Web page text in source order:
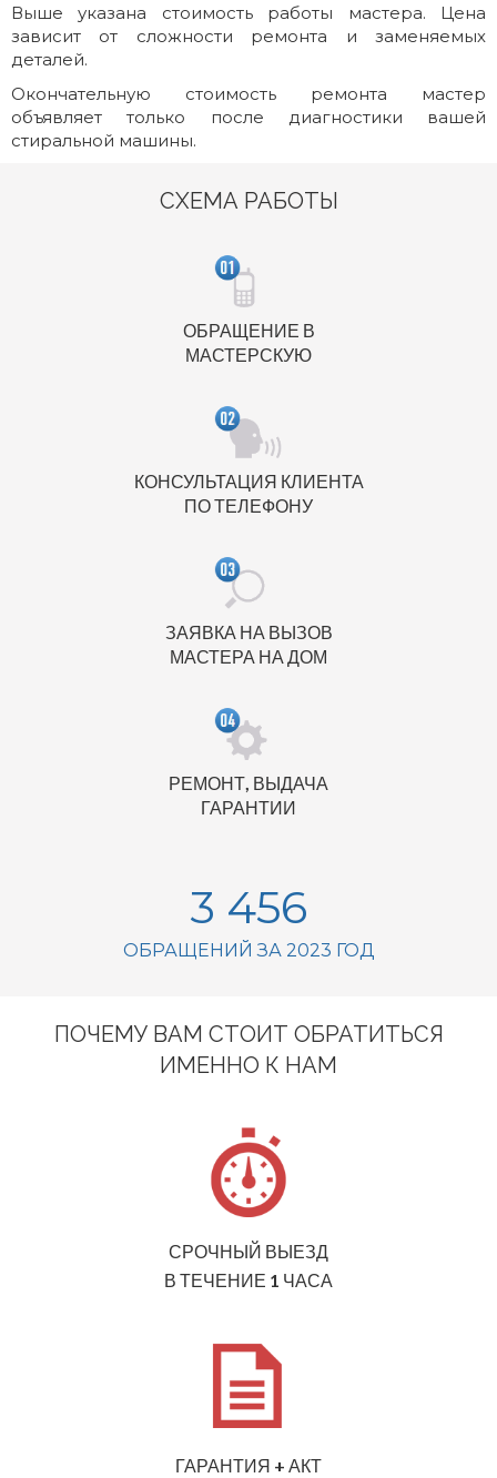
Выше указана стоимость работы мастера. Цена
зависит от сложности ремонта и заменяемых
деталей.
Окончательную стоимость ремонта мастер
объявляет только после диагностики вашей
стиральной машины.
СХЕМА РАБОТЫ
ОБРАЩЕНИЕ В
МАСТЕРСКУЮ
КОНСУЛЬТАЦИЯ КЛИЕНТА
ПО ТЕЛЕФОНУ
ЗАЯВКА НА ВЫЗОВ
МАСТЕРА НА ДОМ
РЕМОНТ, ВЫДАЧА
ГАРАНТИИ
3 456
ОБРАЩЕНИЙ ЗА 2023 ГОД
ПОЧЕМУ ВАМ СТОИТ ОБРАТИТЬСЯ
ИМЕННО К НАМ
СРОЧНЫЙ ВЫЕЗД
В ТЕЧЕНИЕ 1 ЧАСА
ГАРАНТИЯ + АКТ